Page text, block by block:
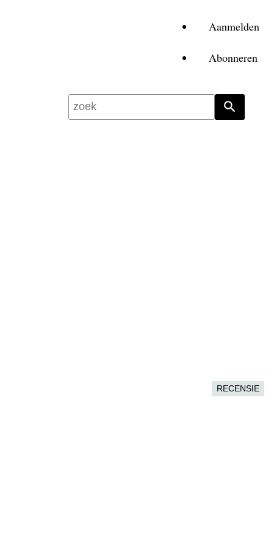
Aanmelden
Abonneren
RECENSIE